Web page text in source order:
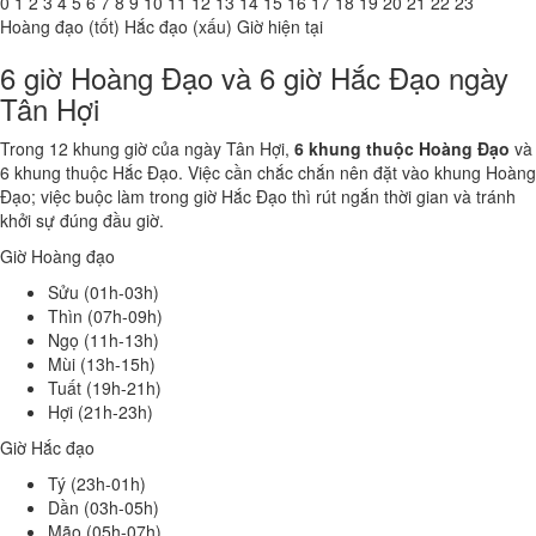
Hoàng đạo (tốt) Hắc đạo (xấu) Giờ hiện tại
6 giờ Hoàng Đạo và 6 giờ Hắc Đạo ngày
Tân Hợi
Trong 12 khung giờ của ngày Tân Hợi, 6 khung thuộc Hoàng Đạo và
6 khung thuộc Hắc Đạo. Việc cần chắc chắn nên đặt vào khung Hoàng
Đạo; việc buộc làm trong giờ Hắc Đạo thì rút ngắn thời gian và tránh
khởi sự đúng đầu giờ.
Giờ Hoàng đạo
Sửu (01h-03h)
Thìn (07h-09h)
Ngọ (11h-13h)
Mùi (13h-15h)
Tuất (19h-21h)
Hợi (21h-23h)
Giờ Hắc đạo
Tý (23h-01h)
Dần (03h-05h)
Mão (05h-07h)